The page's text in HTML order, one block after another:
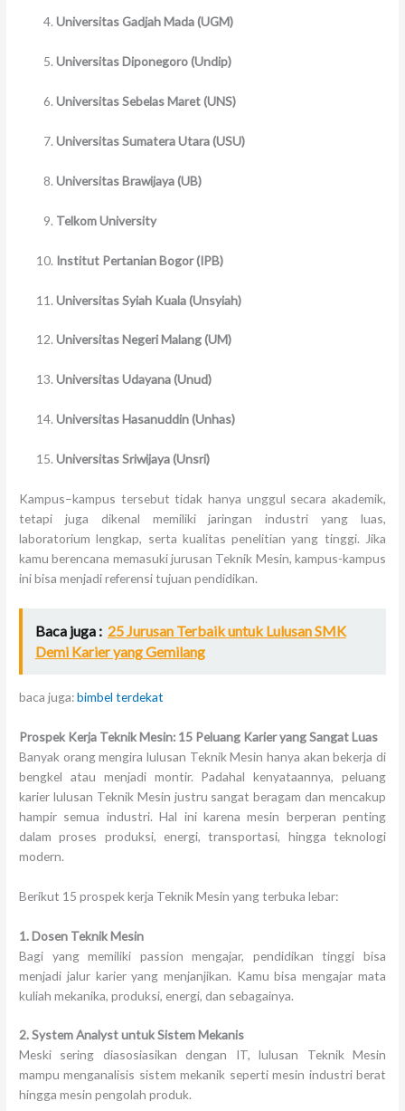
Universitas Gadjah Mada (UGM)
Universitas Diponegoro (Undip)
Universitas Sebelas Maret (UNS)
Universitas Sumatera Utara (USU)
Universitas Brawijaya (UB)
Telkom University
Institut Pertanian Bogor (IPB)
Universitas Syiah Kuala (Unsyiah)
Universitas Negeri Malang (UM)
Universitas Udayana (Unud)
Universitas Hasanuddin (Unhas)
Universitas Sriwijaya (Unsri)
Kampus–kampus tersebut tidak hanya unggul secara akademik,
tetapi juga dikenal memiliki jaringan industri yang luas,
laboratorium lengkap, serta kualitas penelitian yang tinggi. Jika
kamu berencana memasuki jurusan Teknik Mesin, kampus-kampus
ini bisa menjadi referensi tujuan pendidikan.
Baca juga : 25 Jurusan Terbaik untuk Lulusan SMK
Demi Karier yang Gemilang
baca juga:bimbel terdekat
Prospek Kerja Teknik Mesin: 15 Peluang Karier yang Sangat Luas
Banyak orang mengira lulusan Teknik Mesin hanya akan bekerja di
bengkel atau menjadi montir. Padahal kenyataannya, peluang
karier lulusan Teknik Mesin justru sangat beragam dan mencakup
hampir semua industri. Hal ini karena mesin berperan penting
dalam proses produksi, energi, transportasi, hingga teknologi
modern.
Berikut 15 prospek kerja Teknik Mesin yang terbuka lebar:
1. Dosen Teknik Mesin
Bagi yang memiliki passion mengajar, pendidikan tinggi bisa
menjadi jalur karier yang menjanjikan. Kamu bisa mengajar mata
kuliah mekanika, produksi, energi, dan sebagainya.
2. System Analyst untuk Sistem Mekanis
Meski sering diasosiasikan dengan IT, lulusan Teknik Mesin
mampu menganalisis sistem mekanik seperti mesin industri berat
hingga mesin pengolah produk.